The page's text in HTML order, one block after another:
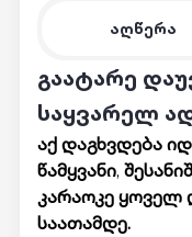
აღწერა
გაატარე
საყვარელ
აქ დაგხვდება
წამყვანი,
კარაოკე ყოველ
საათამდე.